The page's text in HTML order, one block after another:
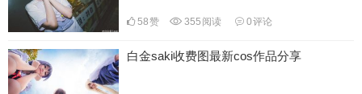
58赞 355 阅读 0评论
白金saki收费图最新cos作品分享